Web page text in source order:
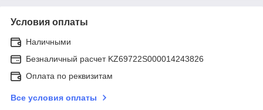
Условия оплаты
Наличными
Безналичный расчет KZ69722S000014243826
Оплата по реквизитам
Все условия оплаты